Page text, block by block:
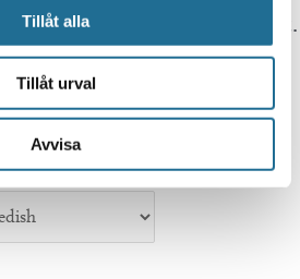
Tillåt alla
Tillåt urval
Avvisa
to be 100 percent correct.
not responsible for any
performed by Google
Translate.